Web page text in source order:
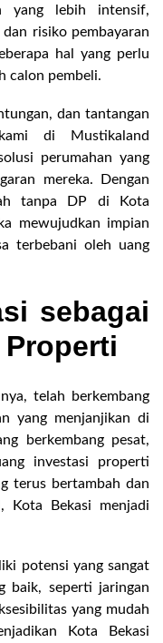
yang lebih intensif,
risiko pembayaran
hal yang perlu
calon pembeli.
dan tantangan
di Mustikaland
perumahan yang
mereka. Dengan
tanpa DP di Kota
mewujudkan impian
terbebani oleh uang
sebagai
telah berkembang
yang menjanjikan di
berkembang pesat,
investasi properti
terus bertambah dan
Kota Bekasi menjadi
potensi yang sangat
baik, seperti jaringan
yang mudah
Kota Bekasi